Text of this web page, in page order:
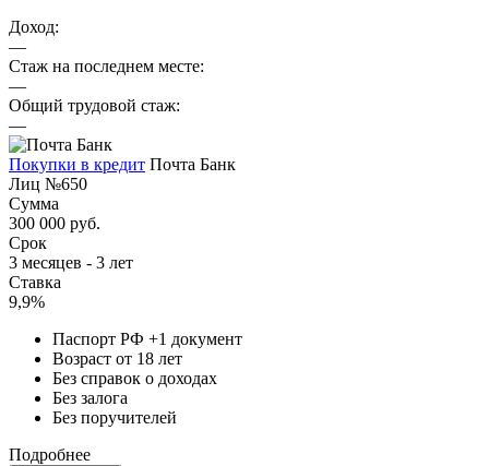
Доход:
—
Стаж на последнем месте:
—
Общий трудовой стаж:
—
Покупки в кредит Почта Банк
Лиц №650
Сумма
300 000 руб.
Срок
3 месяцев - 3 лет
Ставка
9,9%
Паспорт РФ +1 документ
Возраст от 18 лет
Без справок о доходах
Без залога
Без поручителей
Подробнее